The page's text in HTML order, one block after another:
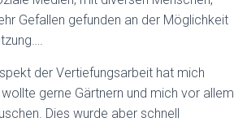
Gefallen gefunden an der Möglichkeit
der Vertiefungsarbeit hat mich
gerne Gärtnern und mich vor allem
Dies wurde aber schnell